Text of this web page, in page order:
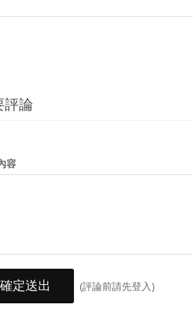
評論
容
確定送出 (評論前請先登入)